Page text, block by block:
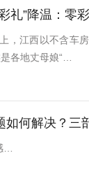
新开户设立的
元的彩礼。
后于3月12日
礼”降温：零
，江西以不含车
各地丈母娘“…
如何解决？三
…